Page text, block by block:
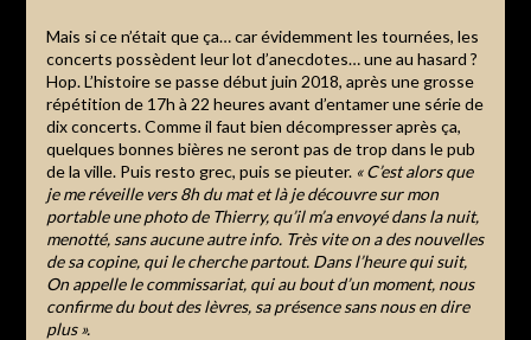
Mais si ce n’était que ça… car évidemment les tournées, les
concerts possèdent leur lot d’anecdotes… une au hasard ?
Hop. L’histoire se passe début juin 2018, après une grosse
répétition de 17h à 22 heures avant d’entamer une série de
dix concerts. Comme il faut bien décompresser après ça,
quelques bonnes bières ne seront pas de trop dans le pub
de la ville. Puis resto grec, puis se pieuter. «C’est alors que
je me réveille vers 8h du mat et là je découvre sur mon
portable une photo de Thierry, qu’il m’a envoyé dans la nuit,
menotté, sans aucune autre info.Très vite on a des nouvelles
de sa copine, qui le cherche partout. Dans l’heure qui suit,
On appelle le commissariat, qui au bout d’un moment, nous
confirme du bout des lèvres, sa présence sans nous en dire
plus ».